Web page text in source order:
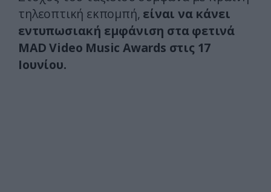
τηλεοπτική εκπομπή, είναι να κάνει
εντυπωσιακή εμφάνιση στα φετινά
MAD Video Music Awards στις 17
Ιουνίου.